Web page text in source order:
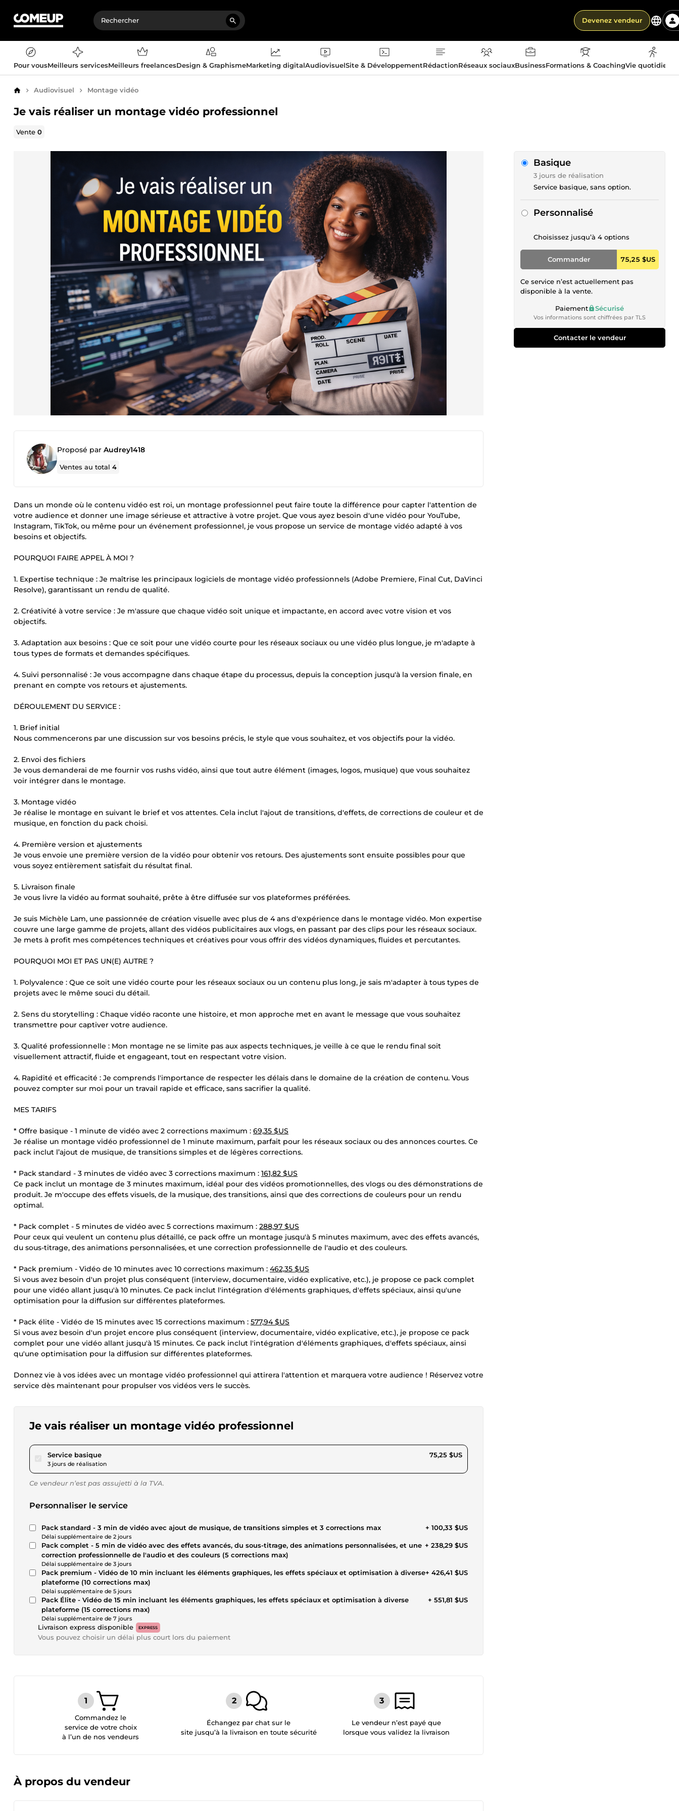
Devenez vendeur
Pour vousMeilleurs servicesMeilleurs freelancesDesign & GraphismeMarketing digitalAudiovisuelSite & DéveloppementRédactionRéseaux sociauxBusinessFormations & CoachingVie
AccueilAudiovisuel Montage vidéo
Je vais réaliser un montage vidéo professionnel
Vente0
Proposé par Audrey1418
Ventes au total4
Dans un monde où le contenu vidéo est roi, un montage professionnel peut faire toute la différence pour capter l'attention de
votre audience et donner une image sérieuse et attractive à votre projet. Que vous ayez besoin d'une vidéo pour YouTube,
Instagram, TikTok, ou même pour un événement professionnel, je vous propose un service de montage vidéo adapté à vos
besoins et objectifs.
POURQUOI FAIRE APPEL À MOI ?
1. Expertise technique : Je maîtrise les principaux logiciels de montage vidéo professionnels (Adobe Premiere, Final Cut, DaVinci
Resolve), garantissant un rendu de qualité.
2. Créativité à votre service : Je m'assure que chaque vidéo soit unique et impactante, en accord avec votre vision et vos
objectifs.
3. Adaptation aux besoins : Que ce soit pour une vidéo courte pour les réseaux sociaux ou une vidéo plus longue, je m'adapte à
tous types de formats et demandes spécifiques.
4. Suivi personnalisé : Je vous accompagne dans chaque étape du processus, depuis la conception jusqu'à la version finale, en
prenant en compte vos retours et ajustements.
DÉROULEMENT DU SERVICE :
1. Brief initial
Nous commencerons par une discussion sur vos besoins précis, le style que vous souhaitez, et vos objectifs pour la vidéo.
2. Envoi des fichiers
Je vous demanderai de me fournir vos rushs vidéo, ainsi que tout autre élément (images, logos, musique) que vous souhaitez
voir intégrer dans le montage.
3. Montage vidéo
Je réalise le montage en suivant le brief et vos attentes. Cela inclut l'ajout de transitions, d'effets, de corrections de couleur et de
musique, en fonction du pack choisi.
4. Première version et ajustements
Je vous envoie une première version de la vidéo pour obtenir vos retours. Des ajustements sont ensuite possibles pour que
vous soyez entièrement satisfait du résultat final.
5. Livraison finale
Je vous livre la vidéo au format souhaité, prête à être diffusée sur vos plateformes préférées.
Je suis Michèle Lam, une passionnée de création visuelle avec plus de 4 ans d'expérience dans le montage vidéo. Mon expertise
couvre une large gamme de projets, allant des vidéos publicitaires aux vlogs, en passant par des clips pour les réseaux sociaux.
Je mets à profit mes compétences techniques et créatives pour vous offrir des vidéos dynamiques, fluides et percutantes.
POURQUOI MOI ET PAS UN(E) AUTRE ?
1. Polyvalence : Que ce soit une vidéo courte pour les réseaux sociaux ou un contenu plus long, je sais m'adapter à tous types de
projets avec le même souci du détail.
2. Sens du storytelling : Chaque vidéo raconte une histoire, et mon approche met en avant le message que vous souhaitez
transmettre pour captiver votre audience.
3. Qualité professionnelle : Mon montage ne se limite pas aux aspects techniques, je veille à ce que le rendu final soit
visuellement attractif, fluide et engageant, tout en respectant votre vision.
4. Rapidité et efficacité : Je comprends l'importance de respecter les délais dans le domaine de la création de contenu. Vous
pouvez compter sur moi pour un travail rapide et efficace, sans sacrifier la qualité.
MES TARIFS
* Offre basique - 1 minute de vidéo avec 2 corrections maximum : 69,35 $US
Je réalise un montage vidéo professionnel de 1 minute maximum, parfait pour les réseaux sociaux ou des annonces courtes. Ce
pack inclut l’ajout de musique, de transitions simples et de légères corrections.
* Pack standard - 3 minutes de vidéo avec 3 corrections maximum : 161,82 $US
Ce pack inclut un montage de 3 minutes maximum, idéal pour des vidéos promotionnelles, des vlogs ou des démonstrations de
produit. Je m'occupe des effets visuels, de la musique, des transitions, ainsi que des corrections de couleurs pour un rendu
optimal.
* Pack complet - 5 minutes de vidéo avec 5 corrections maximum : 288,97 $US
Pour ceux qui veulent un contenu plus détaillé, ce pack offre un montage jusqu'à 5 minutes maximum, avec des effets avancés,
du sous-titrage, des animations personnalisées, et une correction professionnelle de l'audio et des couleurs.
* Pack premium - Vidéo de 10 minutes avec 10 corrections maximum : 462,35 $US
Si vous avez besoin d'un projet plus conséquent (interview, documentaire, vidéo explicative, etc.), je propose ce pack complet
pour une vidéo allant jusqu'à 10 minutes. Ce pack inclut l'intégration d'éléments graphiques, d'effets spéciaux, ainsi qu'une
optimisation pour la diffusion sur différentes plateformes.
* Pack élite - Vidéo de 15 minutes avec 15 corrections maximum : 577,94 $US
Si vous avez besoin d'un projet encore plus conséquent (interview, documentaire, vidéo explicative, etc.), je propose ce pack
complet pour une vidéo allant jusqu'à 15 minutes. Ce pack inclut l'intégration d'éléments graphiques, d'effets spéciaux, ainsi
qu'une optimisation pour la diffusion sur différentes plateformes.
Donnez vie à vos idées avec un montage vidéo professionnel qui attirera l'attention et marquera votre audience ! Réservez votre
service dès maintenant pour propulser vos vidéos vers le succès.
Je vais réaliser un montage vidéo professionnel
Service basiquepour 69,35 $US
3 jours de réalisation
75,25 $US
Ce vendeur n’est pas assujetti à la TVA.
Personnaliser le service
Pack standard - 3 min de vidéo avec ajout de musique, de transitions simples et 3 corrections max
Délai supplémentaire de 2 jours
+ 100,33 $US
Pack complet - 5 min de vidéo avec des effets avancés, du sous-titrage, des animations personnalisées, et une
correction professionnelle de l'audio et des couleurs (5 corrections max)
Délai supplémentaire de 3 jours
+ 238,29 $US
Pack premium - Vidéo de 10 min incluant les éléments graphiques, les effets spéciaux et optimisation à diverse
plateforme (10 corrections max)
Délai supplémentaire de 5 jours
+ 426,41 $US
Pack Élite - Vidéo de 15 min incluant les éléments graphiques, les effets spéciaux et optimisation à diverse
plateforme (15 corrections max)
Délai supplémentaire de 7 jours
+ 551,81 $US
Livraison express disponible EXPRESS
Vous pouvez choisir un délai plus court lors du paiement
Basique
3 jours de réalisation
Service basique, sans option.
Personnalisé
Choisissez jusqu’à 4 options
Commander 75,25 $US
Ce service n’est actuellement pas
disponible à la vente.
Paiement Sécurisé
Vos informations sont chiffrées par TLS
Contacter le vendeur
Commandez le
service de votre choix
à l’un de nos vendeurs
Échangez par chat sur le
site jusqu’à la livraison en toute sécurité
Le vendeur n’est payé que
lorsque vous validez la livraison
À propos du vendeur